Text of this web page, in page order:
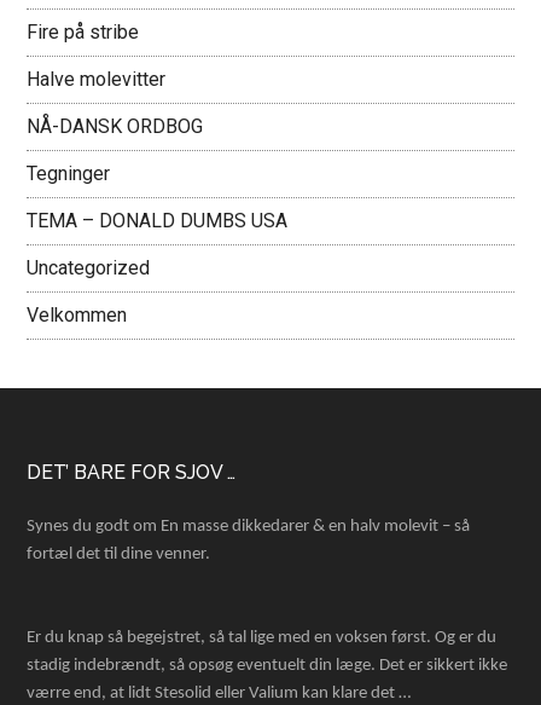
Fire på stribe
Halve molevitter
NÅ-DANSK ORDBOG
Tegninger
TEMA – DONALD DUMBS USA
Uncategorized
Velkommen
Footer
DET’ BARE FOR SJOV …
Synes du godt om En masse dikkedarer & en halv molevit – så
fortæl det til dine venner.
Er du knap så begejstret, så tal lige med en voksen først. Og er du
stadig indebrændt, så opsøg eventuelt din læge. Det er sikkert ikke
værre end, at lidt Stesolid eller Valium kan klare det …